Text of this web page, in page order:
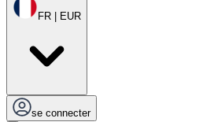
FR | EUR
se connecter